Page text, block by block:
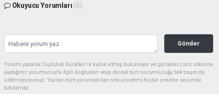
Okuyucu Yorumları (0)
Gönder
Yorum yazarak Topluluk Kuralları’nı kabul etmiş bulunuyor ve gphaber.com sitesine
yaptığınız yorumunuzla ilgili doğrudan veya dolaylı tüm sorumluluğu tek başınıza
üstleniyorsunuz. Yazılan tüm yorumlardan site yönetimi hiçbir şekilde sorumlu
tutulamaz.